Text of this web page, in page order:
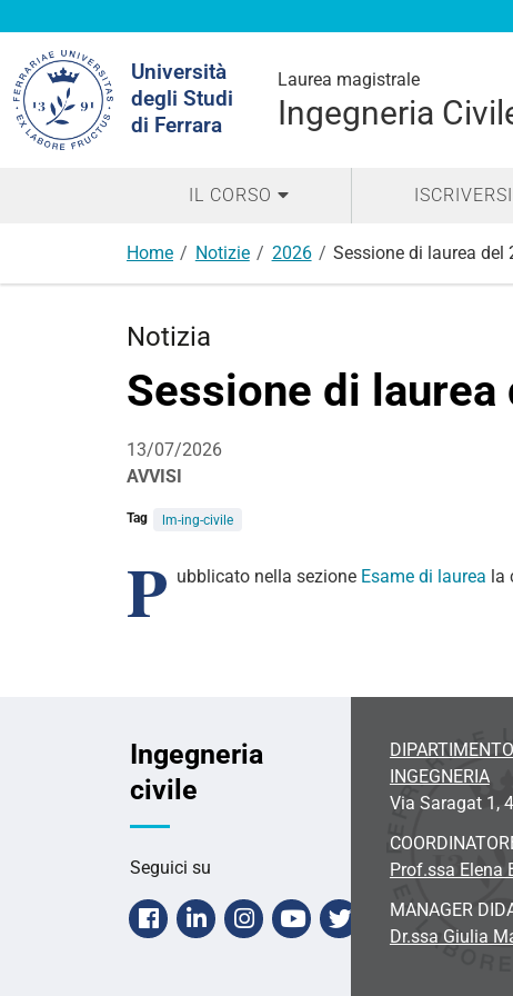
Università
degli Studi
di Ferrara
Laurea magistrale
Ingegneria
nel
sito
IL CORSO ISCRIVERSI
Home Notizie 2026 Sessione di laurea del
Notizia
Sessione di
13/07/2026
AVVISI
Tag lm-ing-civile
P ubblicato nella sezione Esame di laurea la
Ingegneria
civile
Seguici su
Facebook
LinkedinInstagram
YoutubeTwitter
INGEGNERIA
Via Saragat 1,
Prof.ssa Elena
MANAGER
Dr.ssa Giulia